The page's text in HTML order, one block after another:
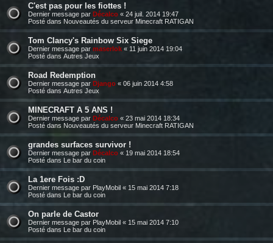
C'est pas pour les fiottes !
Dernier message par Décalco « 24 juil. 2014 19:47
Posté dans Nouveautés du serveur Minecraft RATIGAN
Tom Clancy's Rainbow Six Siege
Dernier message par maserlok « 11 juin 2014 19:04
Posté dans Autres Jeux
Road Redemption
Dernier message par Django « 06 juin 2014 4:58
Posté dans Autres Jeux
MINECRAFT A 5 ANS !
Dernier message par Décalco « 23 mai 2014 18:34
Posté dans Nouveautés du serveur Minecraft RATIGAN
grandes surfaces survivor !
Dernier message par Décalco « 19 mai 2014 18:54
Posté dans Le bar du coin
La 1ere Fois :D
Dernier message par PlayMobil « 15 mai 2014 7:18
Posté dans Le bar du coin
On parle de Castor
Dernier message par PlayMobil « 15 mai 2014 7:10
Posté dans Le bar du coin